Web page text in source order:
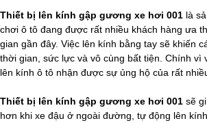
Thiết bị lên kính gập gương xe hơi 001 là
chơi ô tô đang được rất nhiều khách hàng ưa
gian gần đây. Việc lên kính bằng tay sẽ khiến
thời gian, sức lực và vô cùng bất tiện. Chính vì
lên kính ô tô nhận được sự ủng hộ của rất
Thiết bị lên kính gập gương xe hơi 001 sẽ
hơn khi xe đậu ở ngoài đường, tự động lên